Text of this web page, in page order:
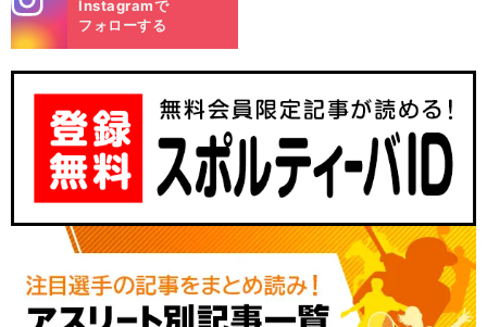
保建英がレアル
マドリード戦の「
ームチェンジャー
になる
代表戦でも圧巻のプレー
m
Instagramで
フォローする